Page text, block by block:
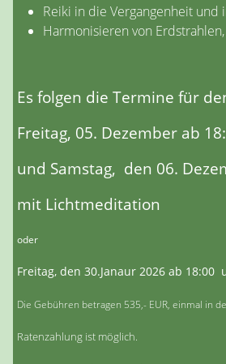
Reiki in die Vergangenheit und
Harmonisieren von
Es folgen die Termine für
Freitag, 05. Dezember ab
und Samstag, den 06.
mit Lichtmeditation
oder
Freitag, den 30.Janaur 2026 ab 18:00
Die Gebühren betragen 535,- EUR, einmal in
Ratenzahlung ist möglich.